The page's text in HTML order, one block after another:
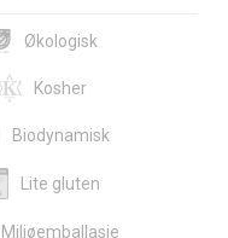
Økologisk
Kosher
Biodynamisk
Lite gluten
Miljøemballasje